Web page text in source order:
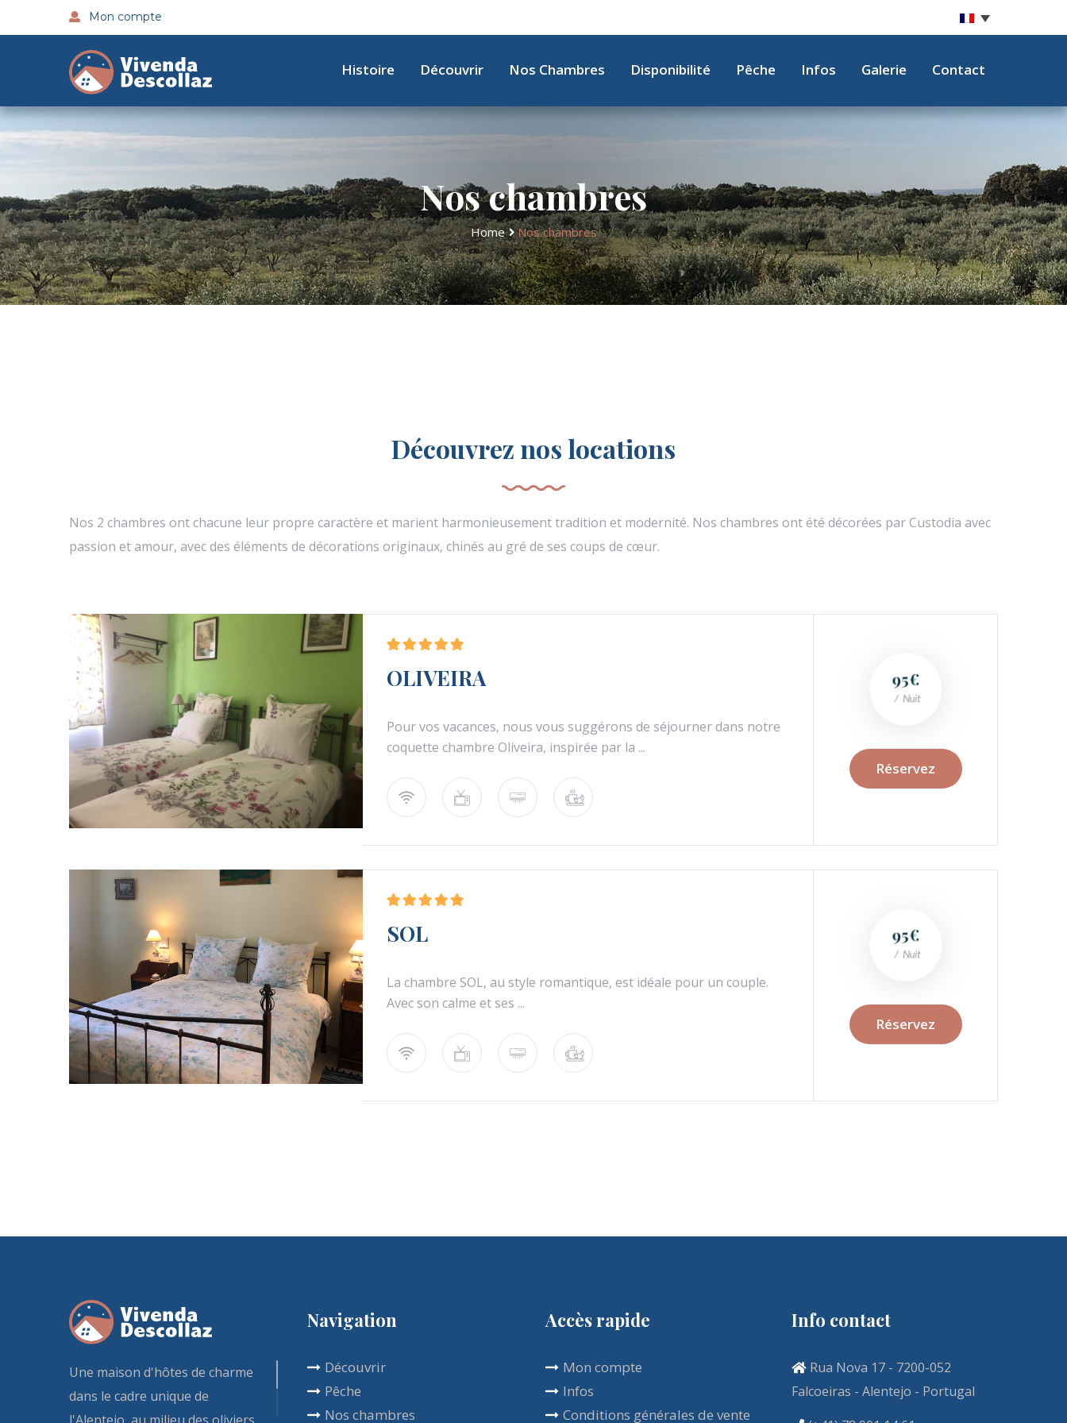
Mon compte
Histoire Découvrir Nos Chambres Disponibilité Pêche Infos Galerie Contact
Nos chambres
Home Nos chambres
Découvrez nos locations
Nos 2 chambres ont chacune leur propre caractère et marient harmonieusement tradition et modernité. Nos chambres ont été décorées par Custodia avec
passion et amour, avec des éléments de décorations originaux, chinés au gré de ses coups de cœur.
OLIVEIRA
Pour vos vacances, nous vous suggérons de séjourner dans notre
coquette chambre Oliveira, inspirée par la ...
95€
Nuit
Réservez
SOL
La chambre SOL, au style romantique, est idéale pour un couple.
Avec son calme et ses ...
95€
Nuit
Réservez
Une maison d'hôtes de charme
dans le cadre unique de
Navigation
Découvrir
Pêche
Nos chambres
Accès rapide
Mon compte
Infos
Conditions générales de vente
Info contact
Rua Nova 17 - 7200-052
Falcoeiras - Alentejo - Portugal